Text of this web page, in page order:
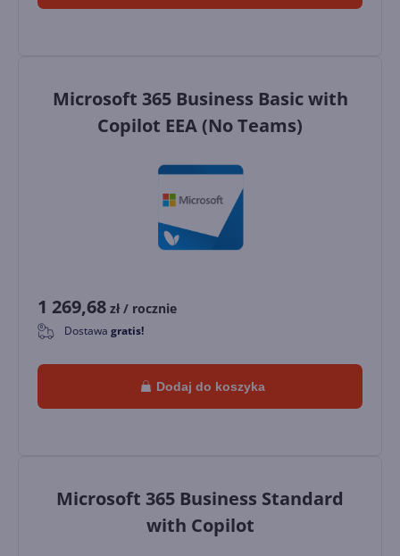
Microsoft 365 Business Basic with
Copilot EEA (No Teams)
1 269,68 zł / rocznie
0 Dostawa gratis!
Dodaj do koszyka
Microsoft 365 Business Standard
with Copilot